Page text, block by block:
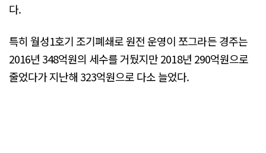
다.
특히 월성1호기 조기폐쇄로 원전 운영이 쪼그라든 경주는
2016년 348억원의 세수를 거뒀지만 2018년 290억원으로
줄었다가 지난해 323억원으로 다소 늘었다.